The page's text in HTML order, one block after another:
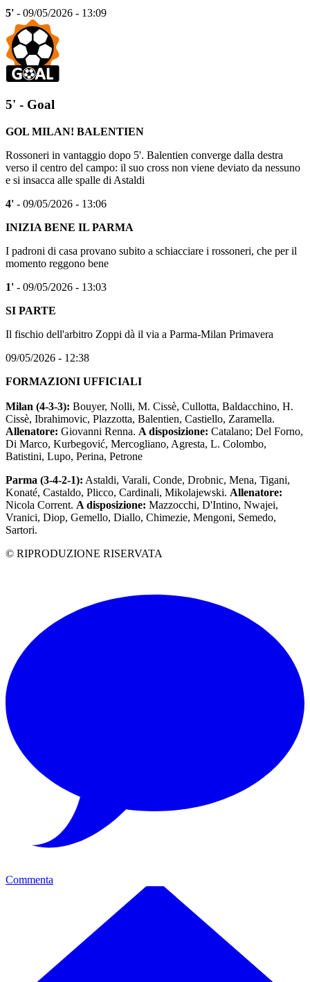
5' - 09/05/2026 - 13:09
5' - Goal
GOL MILAN! BALENTIEN
Rossoneri in vantaggio dopo 5'. Balentien converge dalla destra
verso il centro del campo: il suo cross non viene deviato da nessuno
e si insacca alle spalle di Astaldi
4' - 09/05/2026 - 13:06
INIZIA BENE IL PARMA
I padroni di casa provano subito a schiacciare i rossoneri, che per il
momento reggono bene
1' - 09/05/2026 - 13:03
SI PARTE
Il fischio dell'arbitro Zoppi dà il via a Parma-Milan Primavera
09/05/2026 - 12:38
FORMAZIONI UFFICIALI
Milan (4-3-3): Bouyer, Nolli, M. Cissè, Cullotta, Baldacchino, H.
Cissè, Ibrahimovic, Plazzotta, Balentien, Castiello, Zaramella.
Allenatore: Giovanni Renna. A disposizione: Catalano; Del Forno,
Di Marco, Kurbegović, Mercogliano, Agresta, L. Colombo,
Batistini, Lupo, Perina, Petrone
Parma (3-4-2-1): Astaldi, Varali, Conde, Drobnic, Mena, Tigani,
Konaté, Castaldo, Plicco, Cardinali, Mikolajewski. Allenatore:
Nicola Corrent. A disposizione: Mazzocchi, D'Intino, Nwajei,
Vranici, Diop, Gemello, Diallo, Chimezie, Mengoni, Semedo,
Sartori.
© RIPRODUZIONE RISERVATA
Commenta